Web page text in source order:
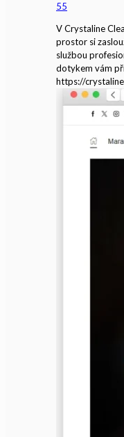
55
V Crystaline
prostor si
službou
dotykem vám
https://